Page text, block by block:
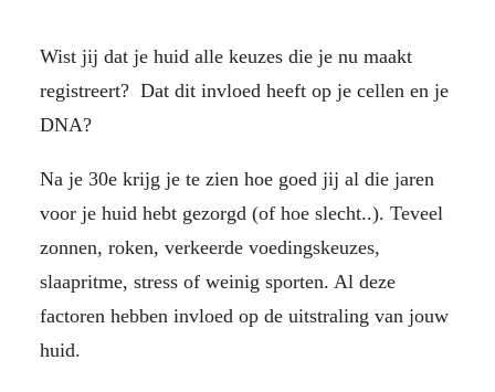
Wist jij dat je huid alle keuzes die je nu maakt
registreert? Dat dit invloed heeft op je cellen en je
DNA?
Na je 30e krijg je te zien hoe goed jij al die jaren
voor je huid hebt gezorgd (of hoe slecht..). Teveel
zonnen, roken, verkeerde voedingskeuzes,
slaapritme, stress of weinig sporten. Al deze
factoren hebben invloed op de uitstraling van jouw
huid.